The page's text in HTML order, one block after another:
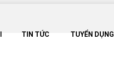
TIN TỨC TUYỂN DỤNG